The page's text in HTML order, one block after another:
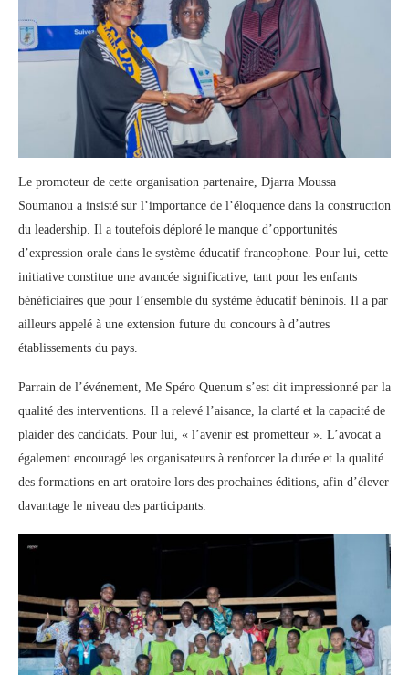
Le promoteur de cette organisation partenaire, Djarra Moussa
Soumanou a insisté sur l’importance de l’éloquence dans la construction
du leadership. Il a toutefois déploré le manque d’opportunités
d’expression orale dans le système éducatif francophone. Pour lui, cette
initiative constitue une avancée significative, tant pour les enfants
bénéficiaires que pour l’ensemble du système éducatif béninois. Il a par
ailleurs appelé à une extension future du concours à d’autres
établissements du pays.
Parrain de l’événement, Me Spéro Quenum s’est dit impressionné par la
qualité des interventions. Il a relevé l’aisance, la clarté et la capacité de
plaider des candidats. Pour lui, « l’avenir est prometteur ». L’avocat a
également encouragé les organisateurs à renforcer la durée et la qualité
des formations en art oratoire lors des prochaines éditions, afin d’élever
davantage le niveau des participants.